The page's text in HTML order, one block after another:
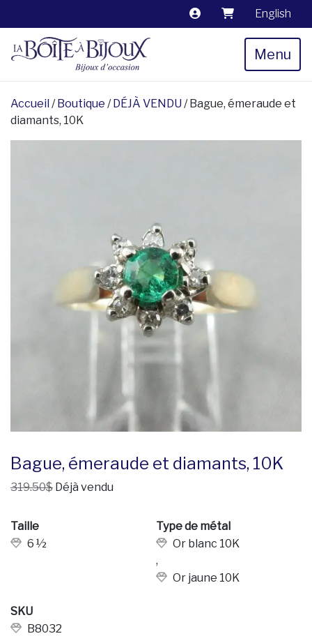
English
Menu
Accueil /Boutique /DÉJÀ VENDU / Bague, émeraude et
diamants, 10K
Bague, émeraude et diamants, 10K
319.50$ Déjà vendu
Taille
6 ½
Type de métal
Or blanc 10K
,
Or jaune 10K
SKU
B8032